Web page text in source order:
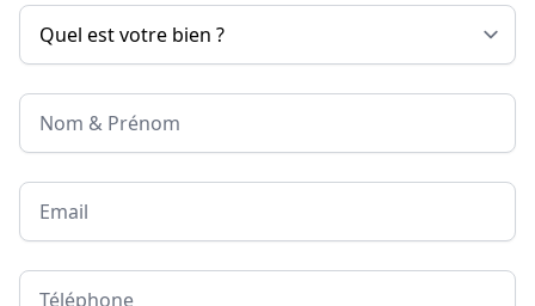
Nom & Prénom
Email
Téléphone